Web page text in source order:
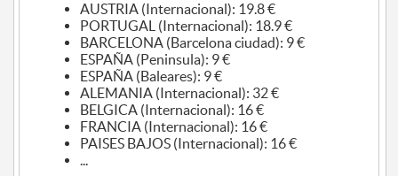
AUSTRIA (Internacional): 19.8 €
PORTUGAL (Internacional): 18.9 €
BARCELONA (Barcelona ciudad): 9 €
ESPAÑA (Peninsula): 9 €
ESPAÑA (Baleares): 9 €
ALEMANIA (Internacional): 32 €
BELGICA (Internacional): 16 €
FRANCIA (Internacional): 16 €
PAISES BAJOS (Internacional): 16 €
...